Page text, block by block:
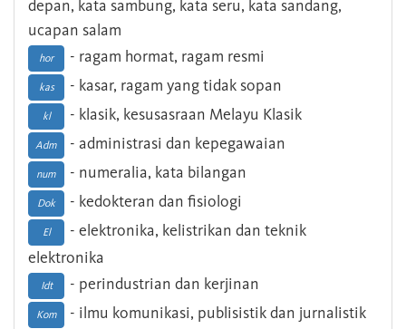
depan, kata sambung, kata seru, kata sandang,
ucapan salam
hor - ragam hormat, ragam resmi
kas - kasar, ragam yang tidak sopan
kl - klasik, kesusasraan Melayu Klasik
Adm - administrasi dan kepegawaian
num - numeralia, kata bilangan
Dok - kedokteran dan fisiologi
El
- elektronika, kelistrikan dan teknik
elektronika
Idt - perindustrian dan kerjinan
Kom - ilmu komunikasi, publisistik dan jurnalistik